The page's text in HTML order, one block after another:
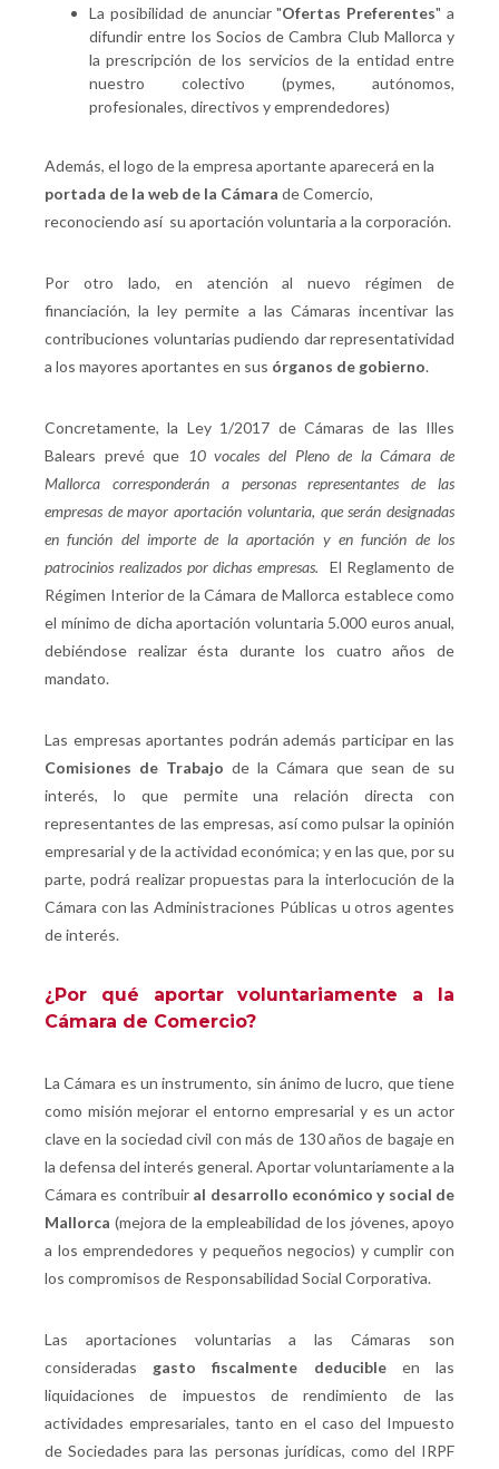
La posibilidad de anunciar "Ofertas Preferentes" a
difundir entre los Socios de Cambra Club Mallorca y
la prescripción de los servicios de la entidad entre
nuestro colectivo (pymes, autónomos,
profesionales, directivos y emprendedores)
Además, el logo de la empresa aportante aparecerá en la
portada de la web de la Cámara de Comercio,
reconociendo así su aportación voluntaria a la corporación.
Por otro lado, en atención al nuevo régimen de
financiación, la ley permite a las Cámaras incentivar las
contribuciones voluntarias pudiendo dar representatividad
a los mayores aportantes en sus órganos de gobierno.
Concretamente, la Ley 1/2017 de Cámaras de las Illes
Balears prevé que 10 vocales del Pleno de la Cámara de
Mallorca corresponderán a personas representantes de las
empresas de mayor aportación voluntaria, que serán designadas
en función del importe de la aportación y en función de los
patrocinios realizados por dichas empresas. El Reglamento de
Régimen Interior de la Cámara de Mallorca establece como
el mínimo de dicha aportación voluntaria 5.000 euros anual,
debiéndose realizar ésta durante los cuatro años de
mandato.
Las empresas aportantes podrán además participar en las
Comisiones de Trabajo de la Cámara que sean de su
interés, lo que permite una relación directa con
representantes de las empresas, así como pulsar la opinión
empresarial y de la actividad económica; y en las que, por su
parte, podrá realizar propuestas para la interlocución de la
Cámara con las Administraciones Públicas u otros agentes
de interés.
¿Por qué aportar voluntariamente a la
Cámara de Comercio?
La Cámara es un instrumento, sin ánimo de lucro, que tiene
como misión mejorar el entorno empresarial y es un actor
clave en la sociedad civil con más de 130 años de bagaje en
la defensa del interés general. Aportar voluntariamente a la
Cámara es contribuir al desarrollo económico y social de
Mallorca (mejora de la empleabilidad de los jóvenes, apoyo
a los emprendedores y pequeños negocios) y cumplir con
los compromisos de Responsabilidad Social Corporativa.
Las aportaciones voluntarias a las Cámaras son
consideradas gasto fiscalmente deducibleen las
liquidaciones de impuestos de rendimiento de las
actividades empresariales, tanto en el caso del Impuesto
de Sociedades para las personas jurídicas, como del IRPF